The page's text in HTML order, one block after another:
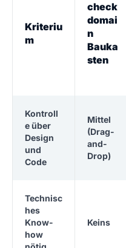
Kriteriu
m
check
domai
n
Bauka
sten
Kontroll
e über
Design
und
Code
Mittel
(Drag-
and-
Drop)
Technisc
hes
Know-
how
Keins